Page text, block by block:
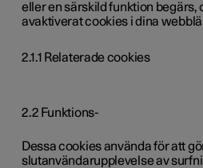
eller en särskild funktion begärs,
avaktiverat cookies i dina
2.1.1 Relaterade cookies
2.2 Funktions-
Dessa cookies använda för att
slutanvändarupplevelse av